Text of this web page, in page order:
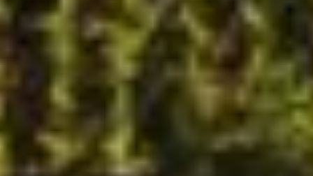
法国驻华大使馆碳中和